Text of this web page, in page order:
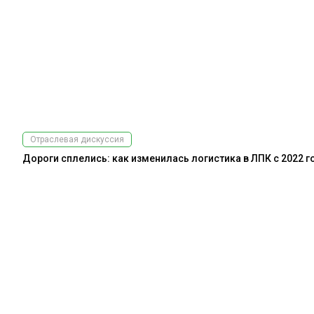
Отраслевая дискуссия
Дороги сплелись: как изменилась логистика в ЛПК с 2022